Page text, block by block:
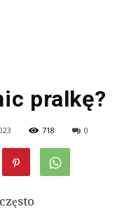
pralkę?
718 0